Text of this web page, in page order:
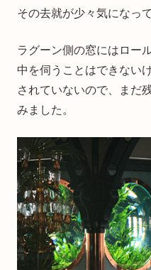
その去就が少々気になっ
ラグーン側の窓にはロー
中を伺うことはできない
されていないので、まだ
みました。